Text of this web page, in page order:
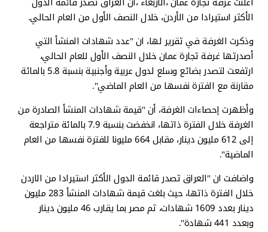
الأكثر استيرادا من الأردن، خلال النصف الأول من العام الحالي.
وذكرت الغرفة في تقرير لها، ان "عدد شهادات المنشأ التي
أصدرتها غرفة تجارة عمان خلال النصف الأول للعام الحالي،
ارتفعت لتصدر بضائع وسلع لدول عربية وأجنبية بنسبة 5.8 بالمائة
مقارنة مع الفترة نفسها من العام الماضي".
وأظهرت إحصاءات الغرفة، أن "قيمة شهادات المنشأ الصادرة من
الغرفة خلال الفترة ذاتها، انخفضت بنسبة 7.9 بالمائة متراجعة
إلى 612 مليون دينار، مقابل 664 مليونا للفترة نفسها من العام
الماضية".
واضافت ان "العراق تصدر قائمة الدول الأكثر استيرادا من الاردن
خلال الفترة ذاتها، حيث بلغت قيمة شهادات المنشأ 283 مليون
دينار بعدد 1609 شهادات، ثم مصر بما يقارب 46 مليون دينار
وبعدد 441 شهادة".